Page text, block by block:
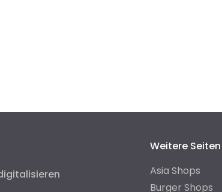
Weitere Seiten
Asia Shops
Burger Shops